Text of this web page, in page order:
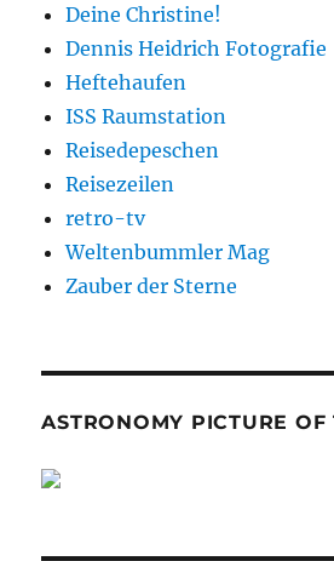
Deine Christine!
Dennis Heidrich Fotografie
Heftehaufen
ISS Raumstation
Reisedepeschen
Reisezeilen
retro-tv
Weltenbummler Mag
Zauber der Sterne
ASTRONOMY PICTURE OF